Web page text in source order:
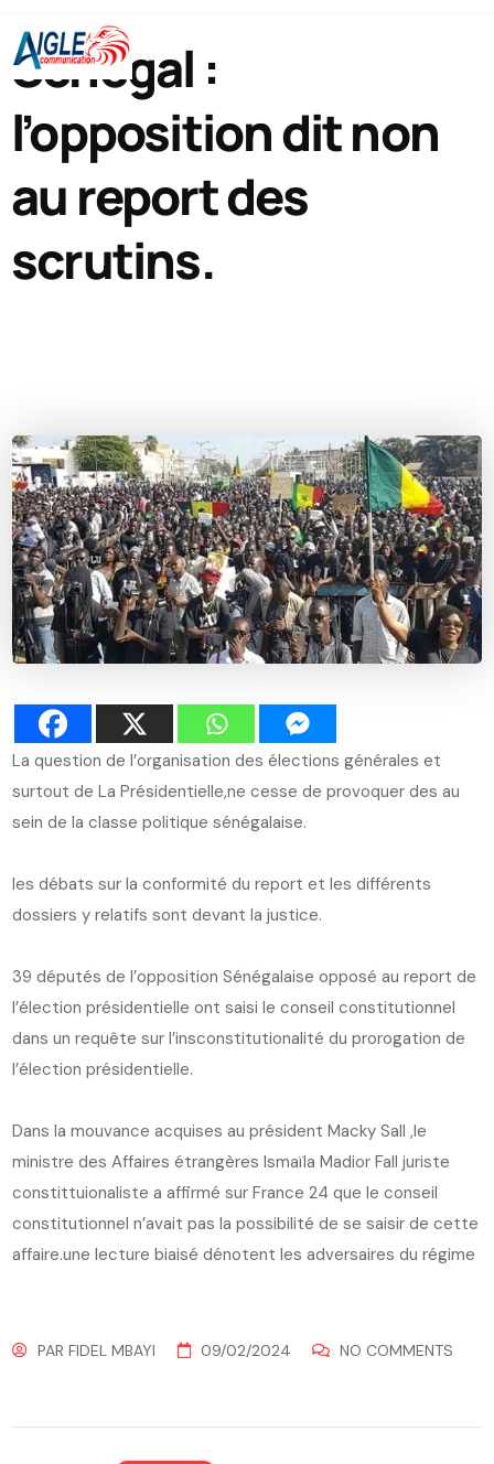
Sénégal :
l’opposition dit non
au report des
scrutins.
La question de l’organisation des élections générales et
surtout de La Présidentielle,ne cesse de provoquer des au
sein de la classe politique sénégalaise.
les débats sur la conformité du report et les différents
dossiers y relatifs sont devant la justice.
39 députés de l’opposition Sénégalaise opposé au report de
l’élection présidentielle ont saisi le conseil constitutionnel
dans un requête sur l’insconstitutionalité du prorogation de
l’élection présidentielle.
Dans la mouvance acquises au président Macky Sall ,le
ministre des Affaires étrangères Ismaïla Madior Fall juriste
constittuionaliste a affirmé sur France 24 que le conseil
constitutionnel n’avait pas la possibilité de se saisir de cette
affaire.une lecture biaisé dénotent les adversaires du régime
PARFIDEL MBAYI 09/02/2024 NO COMMENTS